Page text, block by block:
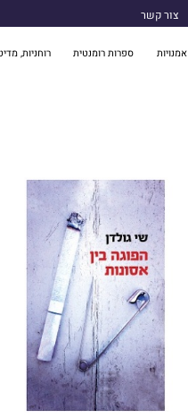
צור קשר
אמנויות ספרות רומנטית רוחניות,